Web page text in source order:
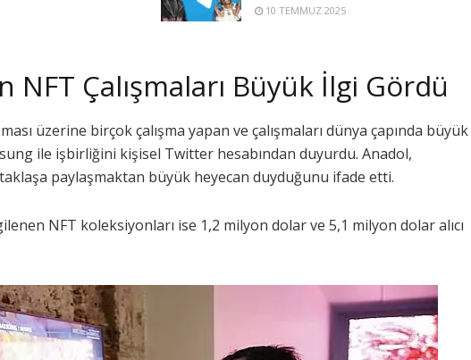
10 TEMMUZ 2025
NFT Çalışmaları Büyük İlgi Gördü
üzerine birçok çalışma yapan ve çalışmaları dünya çapında büyük
ile işbirliğini kişisel Twitter hesabından duyurdu. Anadol,
paylaşmaktan büyük heyecan duyduğunu ifade etti.
NFT koleksiyonları ise 1,2 milyon dolar ve 5,1 milyon dolar alıcı